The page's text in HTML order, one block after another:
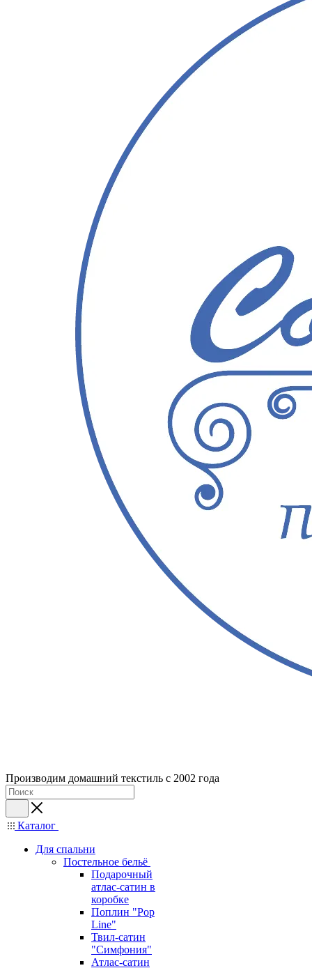
Производим домашний текстиль с 2002 года
Каталог
Для спальни
Постельное бельё
Подарочный
атлас-сатин в
коробке
Поплин "Pop
Line"
Твил-сатин
"Симфония"
Атлас-сатин